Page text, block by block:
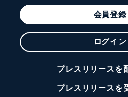
会員登録
ログイン
プレスリリースを
プレスリリースを